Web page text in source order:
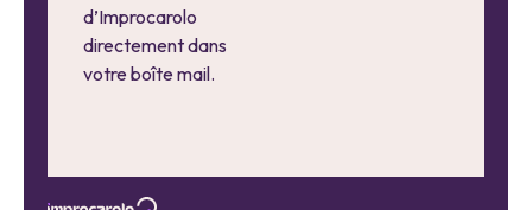
d’Improcarolo
directement dans
votre boîte mail.